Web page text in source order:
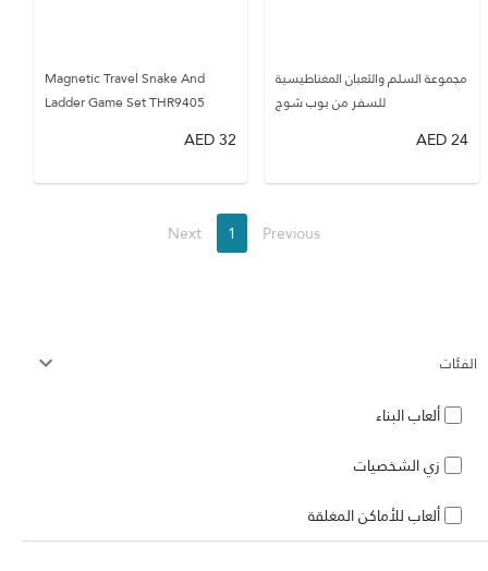
الفئات
ألعاب البناء
زي الشخصيات
ألعاب للأماكن المغلقة
مجموعة السلم والثعبان المغناطيسية
للسفر من بوب شوج
24
AED
Magnetic Travel Snake And
Ladder Game Set THR9405
32
AED
Previous
1
Next